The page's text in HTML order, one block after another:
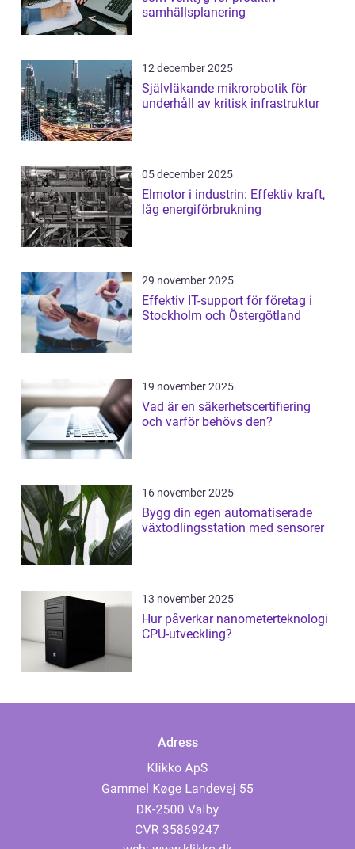
samhällsplanering
12 december 2025
Självläkande mikrorobotik för
underhåll av kritisk infrastruktur
05 december 2025
Elmotor i industrin: Effektiv kraft,
låg energiförbrukning
29 november 2025
Effektiv IT-support för företag i
Stockholm och Östergötland
19 november 2025
Vad är en säkerhetscertifiering
och varför behövs den?
16 november 2025
Bygg din egen automatiserade
växtodlingsstation med sensorer
13 november 2025
Hur påverkar nanometerteknologi
CPU-utveckling?
Adress